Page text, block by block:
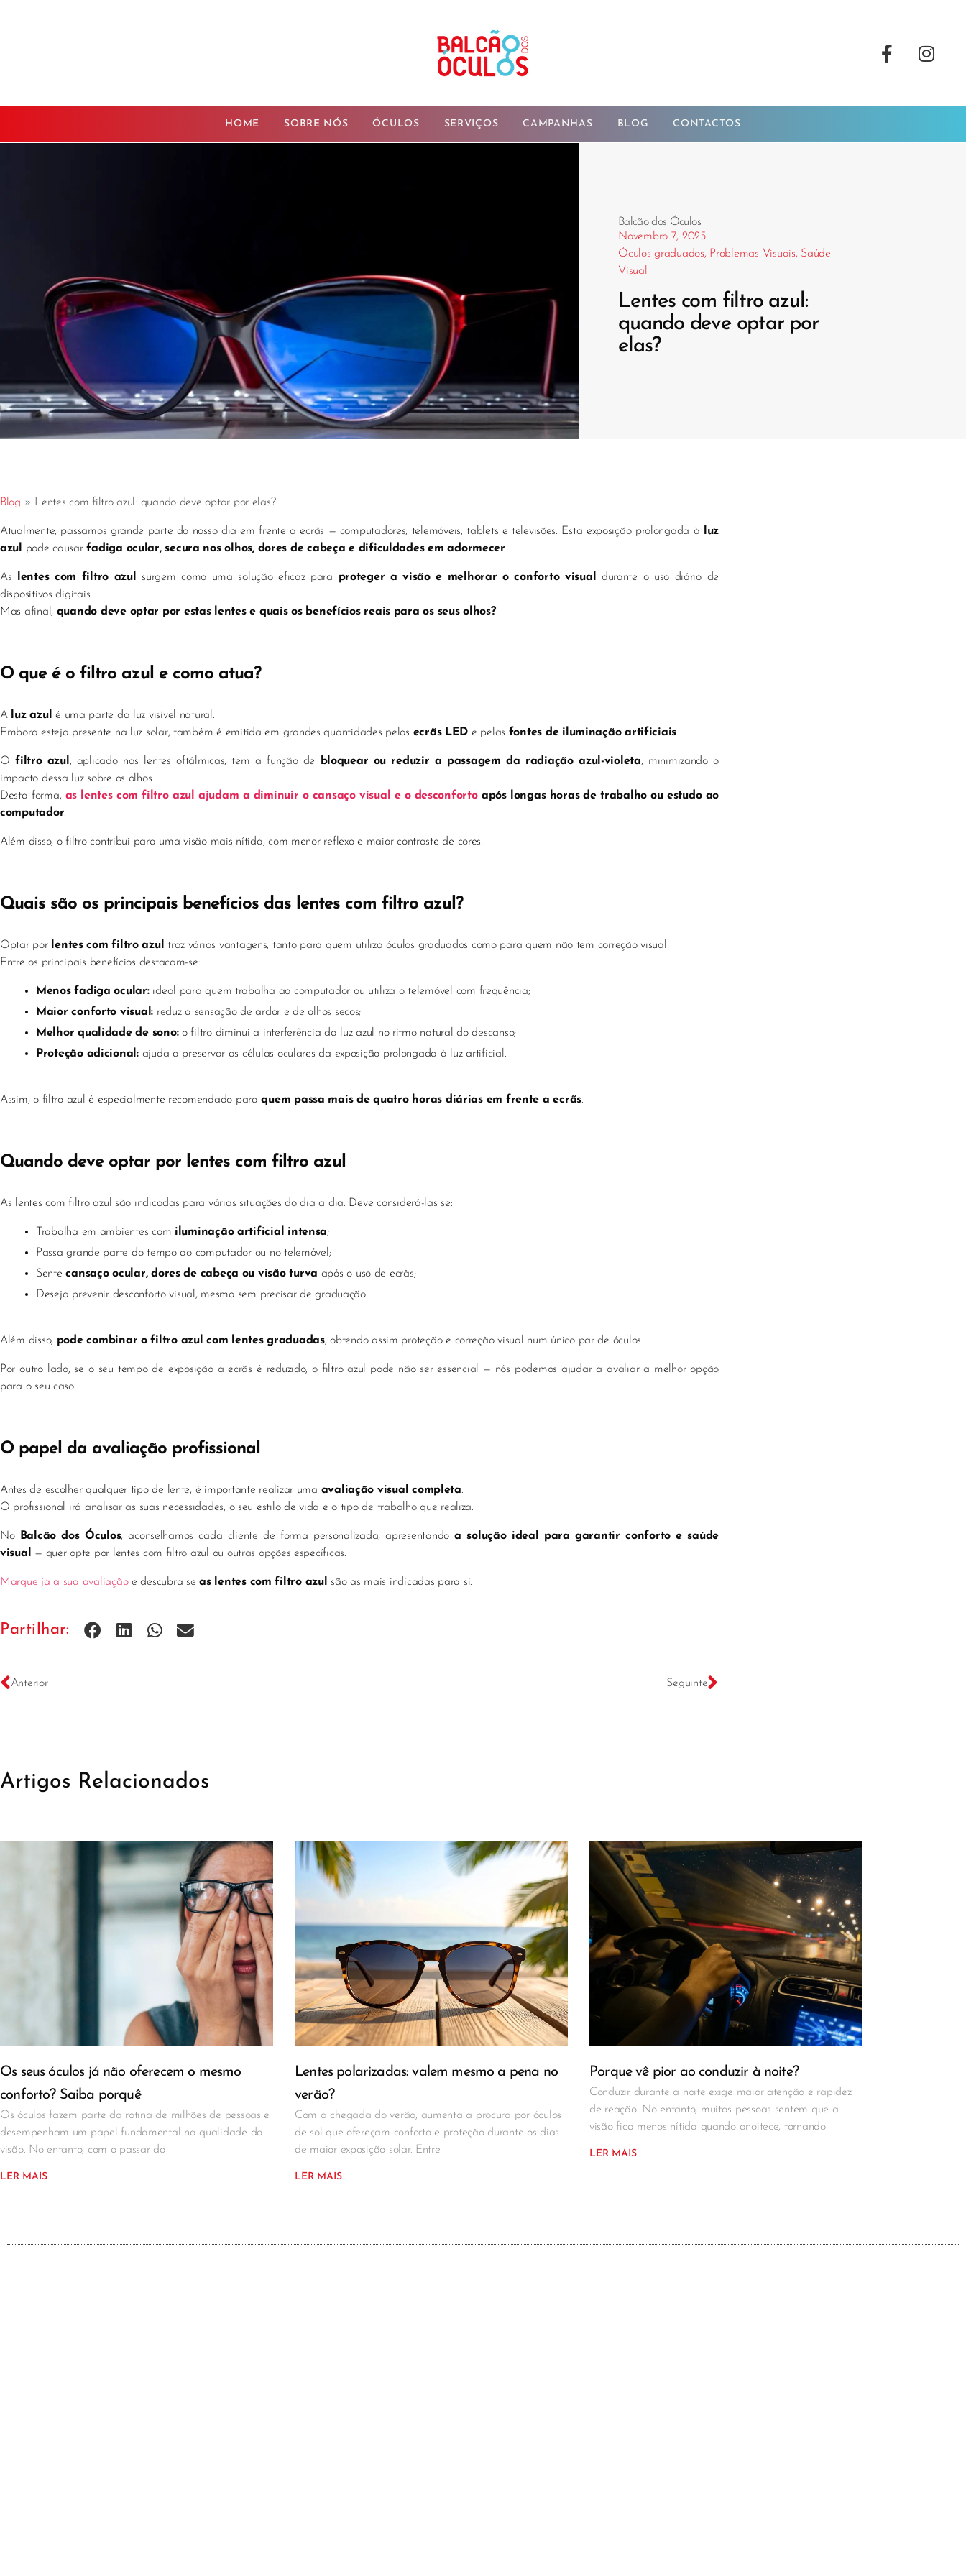
HOME SOBRE NÓS ÓCULOS SERVIÇOS CAMPANHAS BLOG CONTACTOS
Balcão dos Óculos
Novembro 7, 2025
Óculos graduados, Problemas Visuais, Saúde
Visual
Lentes com filtro azul:
quando deve optar por
elas?
Blog » Lentes com filtro azul: quando deve optar por elas?
Atualmente, passamos grande parte do nosso dia em frente a ecrãs — computadores, telemóveis, tablets e televisões. Esta exposição prolongada à
luz
azul
pode causarfadiga ocular, secura nos olhos, dores de cabeça e dificuldades em adormecer.
As lentes com filtro azul surgem como uma solução eficaz para proteger a visão e melhorar o conforto visual
durante o uso diário de
dispositivos digitais.
Mas afinal, quando deve optar por estas lentes e quais os benefícios reais para os seus olhos?
O que é o filtro azul e como atua?
A luz azul é uma parte da luz visível natural.
Embora esteja presente na luz solar, também é emitida em grandes quantidades pelos ecrãs LED e pelas fontes de iluminação artificiais.
Ofiltro azul , aplicado nas lentes oftálmicas, tem a função de bloquear ou reduzir a passagem da radiação azul-violeta, minimizando o
impacto dessa luz sobre os olhos.
Desta forma, as lentes com filtro azul ajudam a diminuir o cansaço visual e o desconfortoapós longas horas de trabalho ou estudo ao
computador.
Além disso, o filtro contribui para uma visão mais nítida, com menor reflexo e maior contraste de cores.
Quais são os principais benefícios das lentes com filtro azul?
Optar por lentes com filtro azul traz várias vantagens, tanto para quem utiliza óculos graduados como para quem não tem correção visual.
Entre os principais benefícios destacam-se:
Menos fadiga ocular:ideal para quem trabalha ao computador ou utiliza o telemóvel com frequência;
Maior conforto visual: reduz a sensação de ardor e de olhos secos;
Melhor qualidade de sono:o filtro diminui a interferência da luz azul no ritmo natural do descanso;
Proteção adicional:ajuda a preservar as células oculares da exposição prolongada à luz artificial.
Assim, o filtro azul é especialmente recomendado paraquem passa mais de quatro horas diárias em frente a ecrãs.
Quando deve optar por lentes com filtro azul
As lentes com filtro azul são indicadas para várias situações do dia a dia. Deve considerá-las se:
Trabalha em ambientes com iluminação artificial intensa;
Passa grande parte do tempo ao computador ou no telemóvel;
Sentecansaço ocular, dores de cabeça ou visão turva após o uso de ecrãs;
Deseja prevenir desconforto visual, mesmo sem precisar de graduação.
Além disso, pode combinar o filtro azul com lentes graduadas, obtendo assim proteção e correção visual num único par de óculos.
Por outro lado, se o seu tempo de exposição a ecrãs é reduzido, o filtro azul pode não ser essencial — nós podemos ajudar a avaliar a melhor opção
para o seu caso.
O papel da avaliação profissional
Antes de escolher qualquer tipo de lente, é importante realizar uma avaliação visual completa.
O profissional irá analisar as suas necessidades, o seu estilo de vida e o tipo de trabalho que realiza.
No Balcão dos Óculos, aconselhamos cada cliente de forma personalizada, apresentandoa solução ideal para garantir conforto e saúde
visual
— quer opte por lentes com filtro azul ou outras opções específicas.
Marque já a sua avaliaçãoe descubra seas lentes com filtro azul são as mais indicadas para si.
Partilhar:
Anterior Seguinte
Artigos Relacionados
Os seus óculos já não oferecem o mesmo
conforto? Saiba porquê
Os óculos fazem parte da rotina de milhões de pessoas e
desempenham um papel fundamental na qualidade da
visão. No entanto, com o passar do
LER MAIS
Lentes polarizadas: valem mesmo a pena no
verão?
Com a chegada do verão, aumenta a procura por óculos
de sol que ofereçam conforto e proteção durante os dias
de maior exposição solar. Entre
LER MAIS
Porque vê pior ao conduzir à noite?
Conduzir durante a noite exige maior atenção e rapidez
de reação. No entanto, muitas pessoas sentem que a
visão fica menos nítida quando anoitece, tornando
LER MAIS